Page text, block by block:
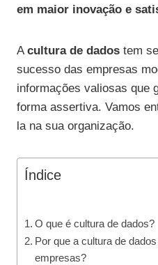
em maior inovação e
Acultura de dados tem
sucesso das empresas
informações valiosas que
forma assertiva. Vamos
la na sua organização.
Índice
O que é cultura de dados?
Por que a cultura de
empresas?